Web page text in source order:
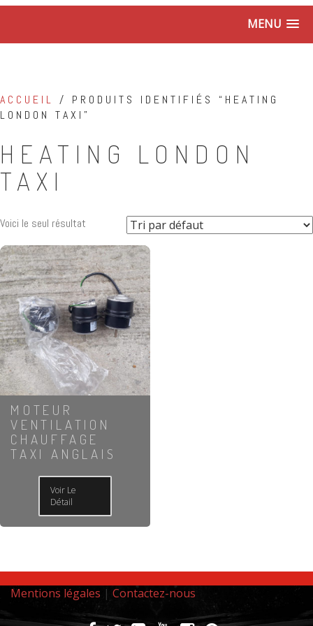
MENU
ACCUEIL / PRODUITS IDENTIFIÉS “HEATING
LONDON TAXI”
HEATING LONDON
TAXI
Voici le seul résultat
MOTEUR
VENTILATION
CHAUFFAGE
TAXI ANGLAIS
Voir Le
Détail
Mentions légales | Contactez-nous